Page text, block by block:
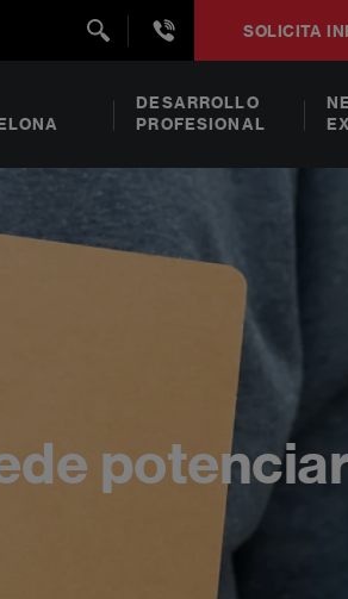
+34932492938
SOLICITA
DESARROLLO
PROFESIONAL